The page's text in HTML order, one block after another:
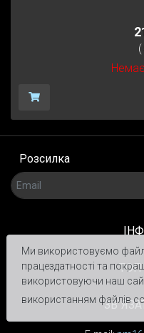
(
Розсилка
TOП
Ми використовуємо
працездатності та
використовуючи наш
використанням файлів